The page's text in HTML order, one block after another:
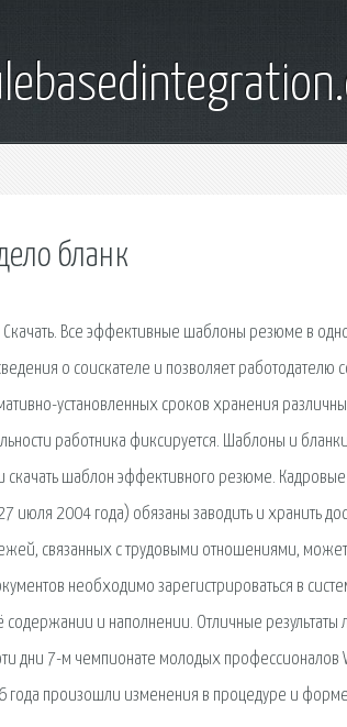
бланк
Все эффективные шаблоны резюме в
о соискателе и позволяет работодателю
установленных сроков хранения
работника фиксируется. Шаблоны и
шаблон эффективного резюме.
июля 2004 года) обязаны заводить и хранить
связанных с трудовыми отношениями,
необходимо зарегистрироваться в
содержании и наполнении. Отличные
дни 7-м чемпионате молодых профессионалов
произошли изменения в процедуре и